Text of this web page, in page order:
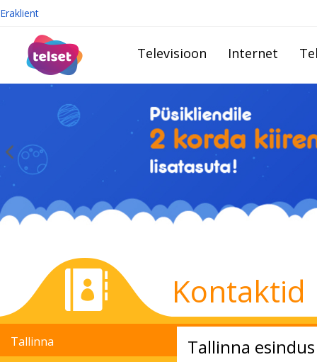
Eraklient
Televisioon Internet
Kontaktid
Tallinna
Tallinna esindus